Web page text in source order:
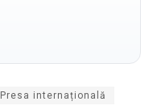
Presa internațională